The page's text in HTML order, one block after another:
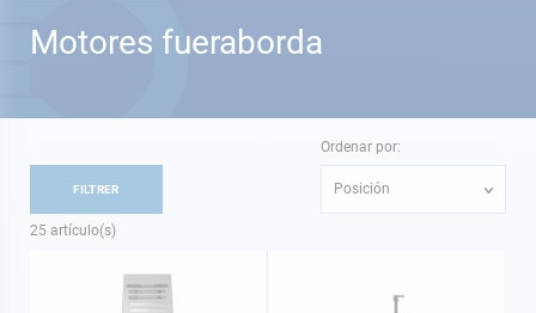
Motores fueraborda
25 artículo(s)
Ordenar por:
Posición
FILTRER